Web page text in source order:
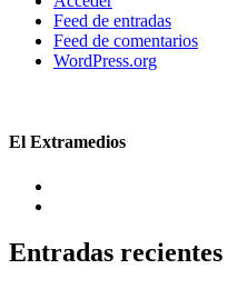
Feed de entradas
Feed de comentarios
WordPress.org
El Extramedios
Entradas recientes